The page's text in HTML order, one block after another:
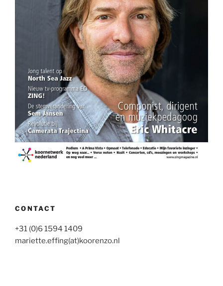
CONTACT
+31 (0)6 1594 1409
mariette.effing(at)koorenzo.nl